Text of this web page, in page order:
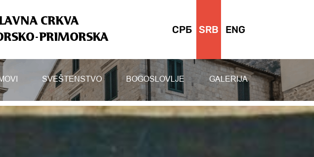
CRKVA
PRIMORSKA
СРБ SRB ENG
SVEŠTENSTVO BOGOSLOVLJE GALERIJA